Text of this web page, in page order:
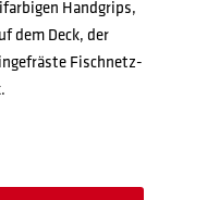
Handgrips,
dem Deck, der
Fischnetz-